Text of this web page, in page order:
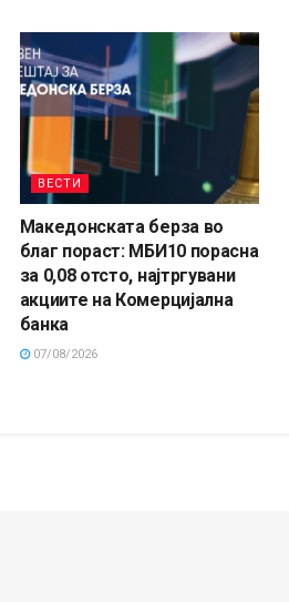
ВЕСТИ
Македонската берза во
благ пораст: МБИ10 порасна
за 0,08 отсто, најтргувани
акциите на Комерцијална
банка
07/08/2026